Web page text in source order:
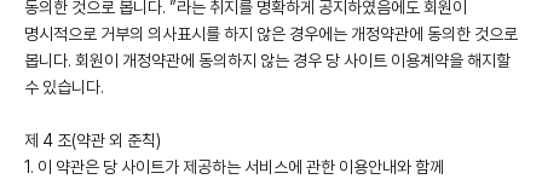
동의한 것으로 봅니다. ”라는 취지를 명확하게 공지하였음에도 회원이
명시적으로 거부의 의사표시를 하지 않은 경우에는 개정약관에 동의한 것으로
봅니다. 회원이 개정약관에 동의하지 않는 경우 당 사이트 이용계약을 해지할
수 있습니다.
제 4 조(약관 외 준칙)
1. 이 약관은 당 사이트가 제공하는 서비스에 관한 이용안내와 함께